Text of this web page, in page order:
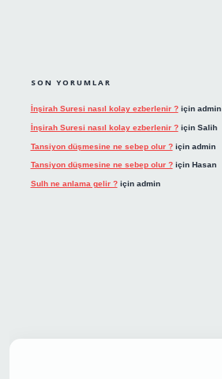
SON YORUMLAR
İnşirah Suresi nasıl kolay ezberlenir ?için admin
İnşirah Suresi nasıl kolay ezberlenir ?için Salih
Tansiyon düşmesine ne sebep olur ?için admin
Tansiyon düşmesine ne sebep olur ?için Hasan
Sulh ne anlama gelir ?için admin